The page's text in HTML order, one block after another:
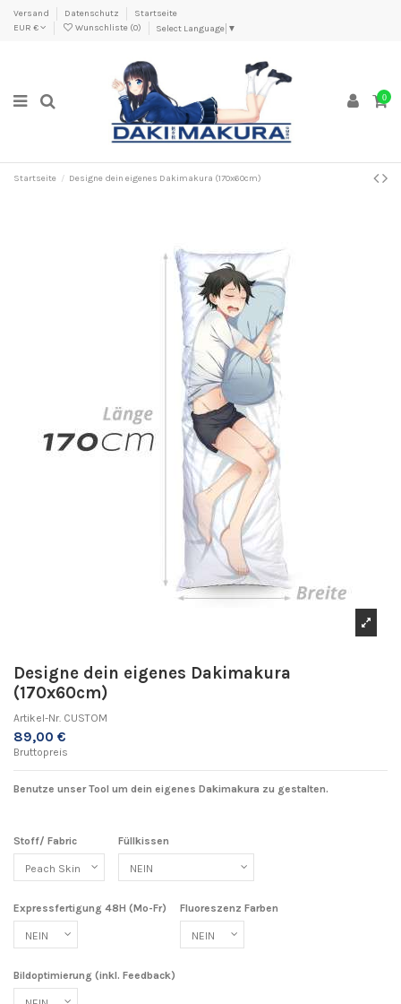
Versand Datenschutz
Startseite
EUR €
Wunschliste (0) Select Language ▼
0
Startseite Designe dein eigenes Dakimakura (170x60cm)
Designe dein eigenes Dakimakura
(170x60cm)
Artikel-Nr. CUSTOM
89,00 €
Bruttopreis
Benutze unser Tool um dein eigenes Dakimakura zu gestalten.
Stoff/ Fabric Füllkissen
Expressfertigung 48H (Mo-Fr) Fluoreszenz Farben
Bildoptimierung (inkl. Feedback)